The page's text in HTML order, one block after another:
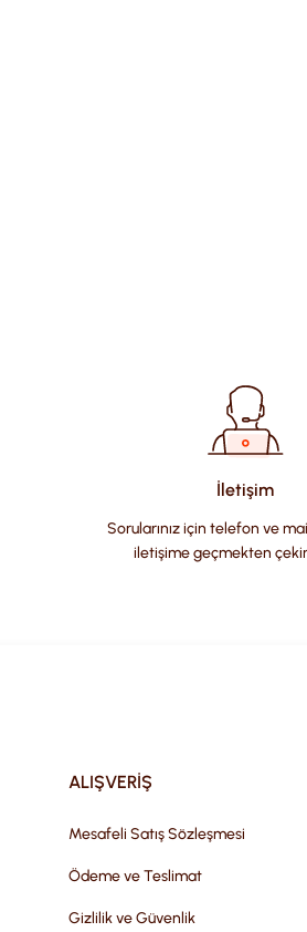
İletişim
Sorularınız için telefon ve
iletişime geçmekten
ALIŞVERİŞ
Mesafeli Satış Sözleşmesi
Ödeme ve Teslimat
Gizlilik ve Güvenlik